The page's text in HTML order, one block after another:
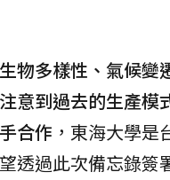
物多樣性、氣候變
意到過去的生產模
合作 ，東海大學是
透過此次備忘錄簽